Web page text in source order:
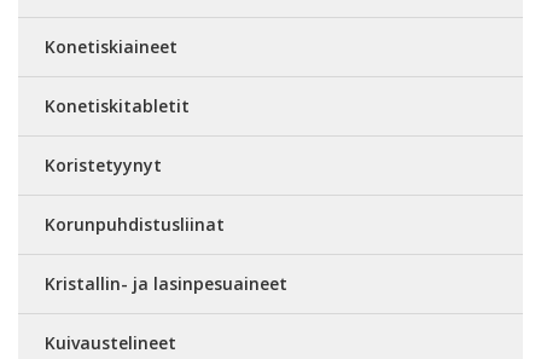
Konetiskiaineet
Konetiskitabletit
Koristetyynyt
Korunpuhdistusliinat
Kristallin- ja lasinpesuaineet
Kuivaustelineet